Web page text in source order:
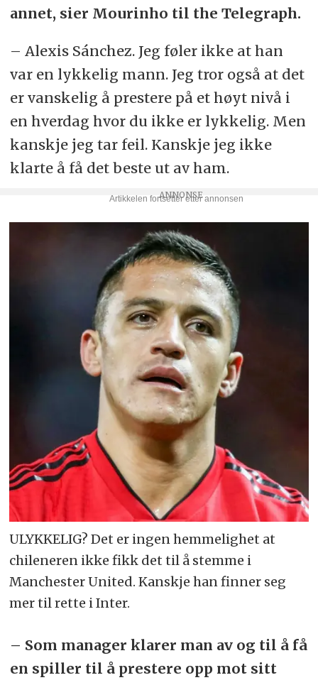
annet, sier Mourinho til the Telegraph.
– Alexis Sánchez. Jeg føler ikke at han
var en lykkelig mann. Jeg tror også at det
er vanskelig å prestere på et høyt nivå i
en hverdag hvor du ikke er lykkelig. Men
kanskje jeg tar feil. Kanskje jeg ikke
klarte å få det beste ut av ham.
ULYKKELIG? Det er ingen hemmelighet at
chileneren ikke fikk det til å stemme i
Manchester United. Kanskje han finner seg
mer til rette i Inter.
– Som manager klarer man av og til å få
en spiller til å prestere opp mot sitt